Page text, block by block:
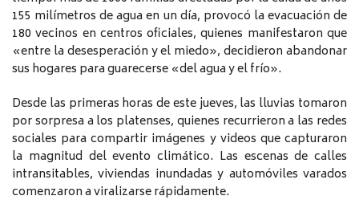
155 milímetros de agua en un día, provocó la evacuación de
180 vecinos en centros oficiales, quienes manifestaron que
«entre la desesperación y el miedo», decidieron abandonar
sus hogares para guarecerse «del agua y el frío».
Desde las primeras horas de este jueves, las lluvias tomaron
por sorpresa a los platenses, quienes recurrieron a las redes
sociales para compartir imágenes y videos que capturaron
la magnitud del evento climático. Las escenas de calles
intransitables, viviendas inundadas y automóviles varados
comenzaron a viralizarse rápidamente.